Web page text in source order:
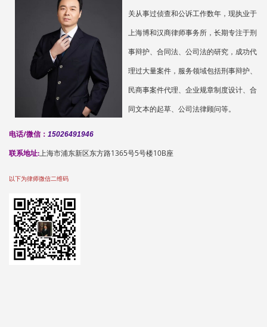
关从事过侦查和公诉工作数年，现执业于
上海博和汉商律师事务所，长期专注于刑
事辩护、合同法、公司法的研究，成功代
理过大量案件，服务领域包括刑事辩护、
民商事案件代理、企业规章制度设计、合
同文本的起草、公司法律顾问等。
电话/微信： 15026491946
联系地址:上海市浦东新区东方路1365号5号楼10B座
以下为律师微信二维码